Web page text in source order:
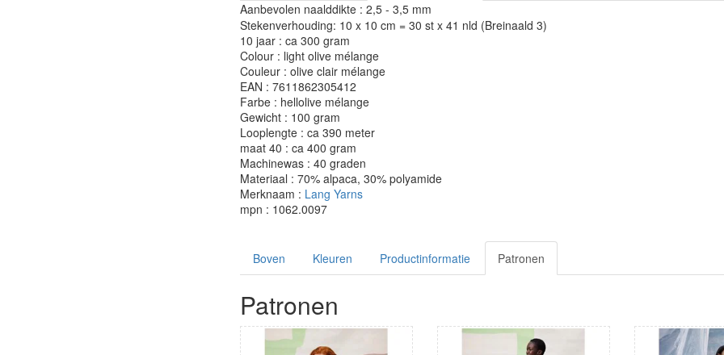
Aanbevolen naalddikte : 2,5 - 3,5 mm
Stekenverhouding: 10 x 10 cm = 30 st x 41 nld (Breinaald 3)
10 jaar : ca 300 gram
Colour : light olive mélange
Couleur : olive clair mélange
EAN : 7611862305412
Farbe : hellolive mélange
Gewicht : 100 gram
Looplengte : ca 390 meter
maat 40 : ca 400 gram
Machinewas : 40 graden
Materiaal : 70% alpaca, 30% polyamide
Merknaam : Lang Yarns
mpn : 1062.0097
Boven Kleuren Productinformatie Patronen
Patronen